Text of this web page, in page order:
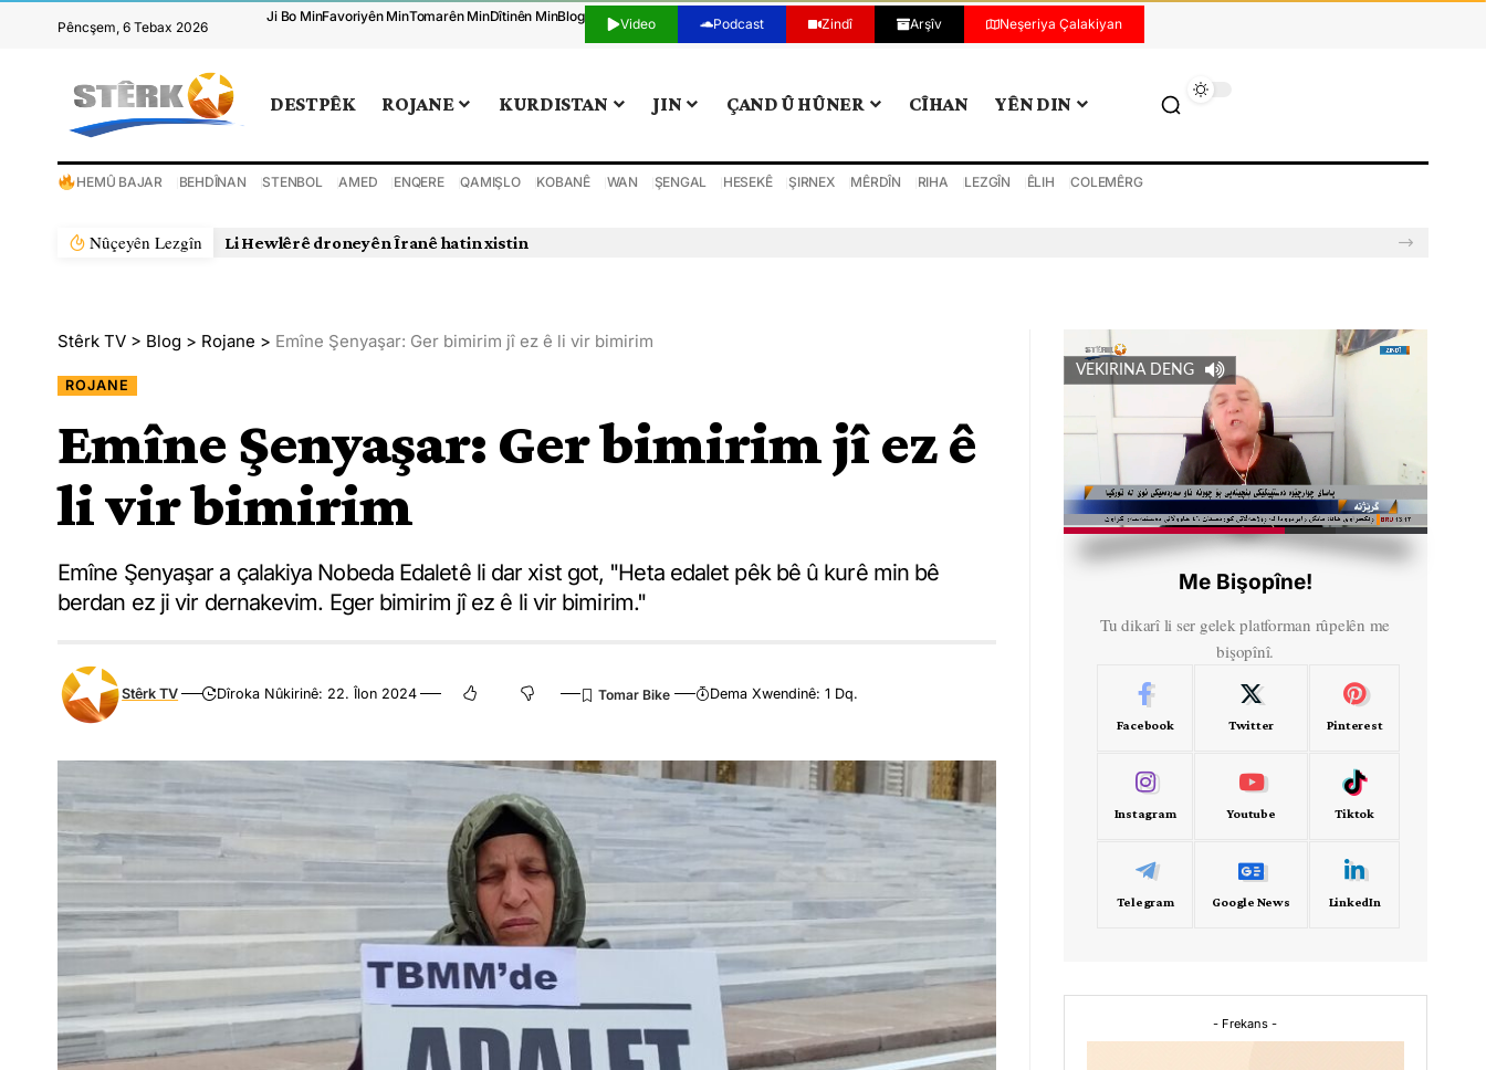
Pêncşem, 6 Tebax 2026
Ji Bo MinFavoriyên MinTomarên MinDîtinên MinBlog Video Podcast Zindî Arşîv Neşeriya Çalakiyan
DESTPÊK ROJANE KURDISTAN JIN ÇAND Û HÛNER CÎHAN YÊN DIN
HEMÛ BAJAR BEHDÎNAN STENBOL AMED ENQERE QAMIŞLO KOBANÊ WAN ŞENGAL HESEKÊ ŞIRNEX MÊRDÎN RIHA LEZGÎN ÊLIH COLEMÊRG
Nûçeyên Lezgîn Li Hewlêrê droneyên Îranê hatin xistin
Stêrk TV > Blog > Rojane > Emîne Şenyaşar: Ger bimirim jî ez ê li vir bimirim
ROJANE
Emîne Şenyaşar: Ger bimirim jî ez ê
li vir bimirim
Emîne Şenyaşar a çalakiya Nobeda Edaletê li dar xist got, "Heta edalet pêk bê û kurê min bê
berdan ez ji vir dernakevim. Eger bimirim jî ez ê li vir bimirim."
Stêrk TV Dîroka Nûkirinê: 22. Îlon 2024 Dema Xwendinê: 1 Dq.
VEKIRINA DENG
Me Bişopîne!
Tu dikarî li ser gelek platforman rûpelên me
bişopînî.
Facebook Twitter Pinterest
Instagram Youtube Tiktok
Telegram Google News LinkedIn
- Frekans -